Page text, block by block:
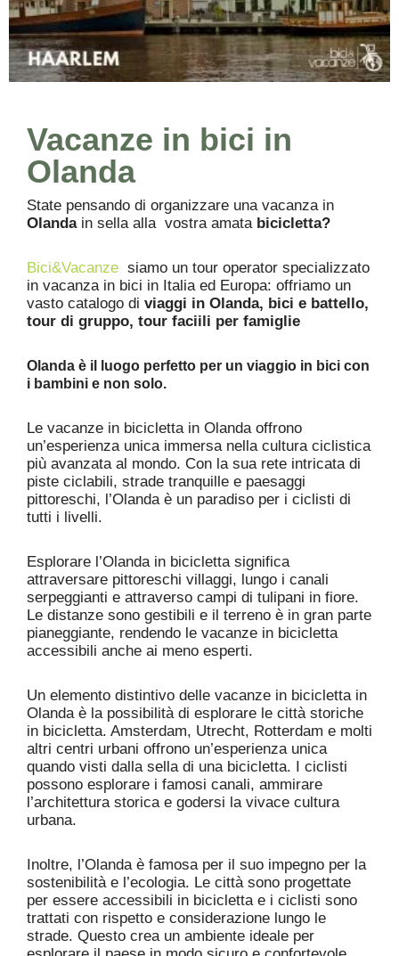
Vacanze in bici in
Olanda
State pensando di organizzare una vacanza in
Olandain sella alla vostra amata bicicletta?
Bici&Vacanze siamo un tour operator specializzato
in vacanza in bici in Italia ed Europa: offriamo un
vasto catalogo di viaggi in Olanda, bici e battello,
tour di gruppo, tour faciili per famiglie
Olanda è il luogo perfetto per un viaggio in bici con
i bambini e non solo.
Le vacanze in bicicletta in Olanda offrono
un’esperienza unica immersa nella cultura ciclistica
più avanzata al mondo. Con la sua rete intricata di
piste ciclabili, strade tranquille e paesaggi
pittoreschi, l’Olanda è un paradiso per i ciclisti di
tutti i livelli.
Esplorare l’Olanda in bicicletta significa
attraversare pittoreschi villaggi, lungo i canali
serpeggianti e attraverso campi di tulipani in fiore.
Le distanze sono gestibili e il terreno è in gran parte
pianeggiante, rendendo le vacanze in bicicletta
accessibili anche ai meno esperti.
Un elemento distintivo delle vacanze in bicicletta in
Olanda è la possibilità di esplorare le città storiche
in bicicletta. Amsterdam, Utrecht, Rotterdam e molti
altri centri urbani offrono un’esperienza unica
quando visti dalla sella di una bicicletta. I ciclisti
possono esplorare i famosi canali, ammirare
l’architettura storica e godersi la vivace cultura
urbana.
Inoltre, l’Olanda è famosa per il suo impegno per la
sostenibilità e l’ecologia. Le città sono progettate
per essere accessibili in bicicletta e i ciclisti sono
trattati con rispetto e considerazione lungo le
strade. Questo crea un ambiente ideale per